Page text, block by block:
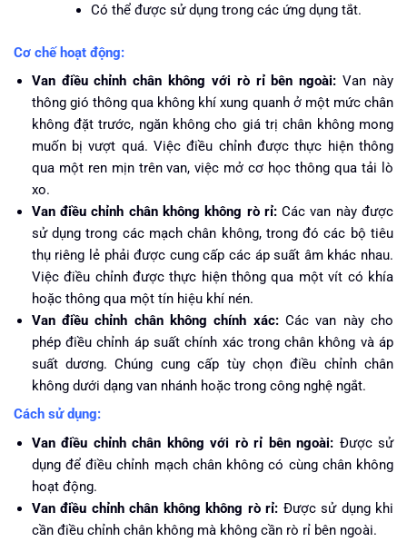
Có thể được sử dụng trong các ứng dụng tắt.
Cơ chế hoạt động:
Van điều chỉnh chân không với rò rỉ bên ngoài: Van này
thông gió thông qua không khí xung quanh ở một mức chân
không đặt trước, ngăn không cho giá trị chân không mong
muốn bị vượt quá. Việc điều chỉnh được thực hiện thông
qua một ren mịn trên van, việc mở cơ học thông qua tải lò
xo.
Van điều chỉnh chân không không rò rỉ:Các van này được
sử dụng trong các mạch chân không, trong đó các bộ tiêu
thụ riêng lẻ phải được cung cấp các áp suất âm khác nhau.
Việc điều chỉnh được thực hiện thông qua một vít có khía
hoặc thông qua một tín hiệu khí nén.
Van điều chỉnh chân không chính xác:Các van này cho
phép điều chỉnh áp suất chính xác trong chân không và áp
suất dương. Chúng cung cấp tùy chọn điều chỉnh chân
không dưới dạng van nhánh hoặc trong công nghệ ngắt.
Cách sử dụng:
Van điều chỉnh chân không với rò rỉ bên ngoài: Được sử
dụng để điều chỉnh mạch chân không có cùng chân không
hoạt động.
Van điều chỉnh chân không không rò rỉ: Được sử dụng khi
cần điều chỉnh chân không mà không cần rò rỉ bên ngoài.